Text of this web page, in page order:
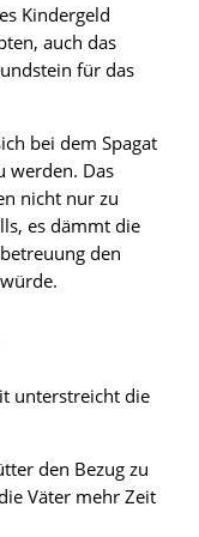
Kindergeld
auch das
für das
bei dem Spagat
werden. Das
nicht nur zu
es dämmt die
den
unterstreicht die
den Bezug zu
Väter mehr Zeit